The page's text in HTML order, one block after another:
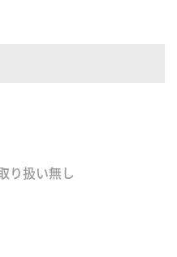
り扱い無し